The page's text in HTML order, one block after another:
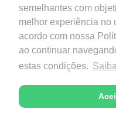
semelhantes com
melhor experiência no
acordo com nossa
ao continuar
estas condições.